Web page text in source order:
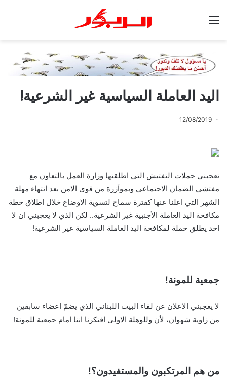
اليد العاملة السياسية غير الشرعية!
12/08/2019
تعجبني حملات التفتيش التي اطلقتها وزارة العمل بالتعاون مع
مفتشي الضمان الاجتماعي وبموآزرة من قوى الامن بعد انتهاء مهلة
الشهر التي اعلنا عنها كفترة سماح لتسوية الاوضاع خلال اطلاق خطة
مكافحة اليد العاملة الأجنبية غير الشرعية.. لكن الذي لا يعجبني ان لا
احد يطلق حملة لمكافحة اليد العاملة السياسية غير الشرعية!
جمعية للمونة!
لا يعجبني الاعلان عن لقاء البيت اللبناني الذي يضمّ اعضاء سابقين
من زاوية شهوان، لأن وللوهلة الاولى افتكرنا اننا امام جمعية للمونة!
من هم المرتكبون والمستفيدون؟!